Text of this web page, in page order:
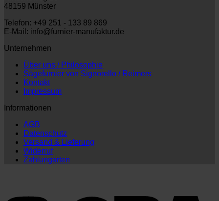
48159 Münster
Telefon: +49 251 - 133 89 869
E-Mail: info@furnier-manufaktur.de
Unternehmen
Über uns / Philosophie
Sägefurnier von Signorello / Reimers
Kontakt
Impressum
Informationen
AGB
Datenschutz
Versand & Lieferung
Widerruf
Zahlungarten